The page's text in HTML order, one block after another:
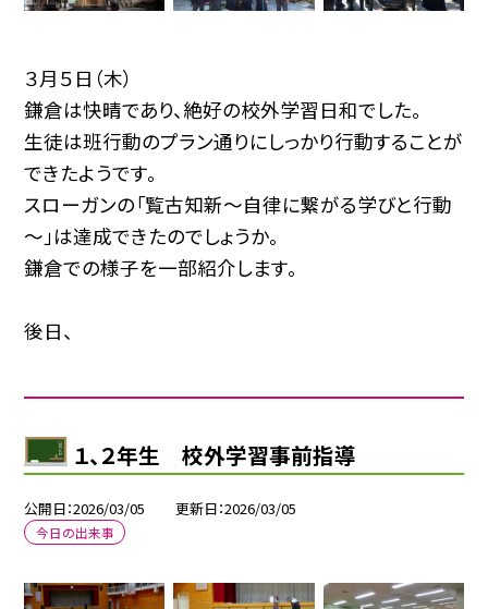
３月５日（木）
鎌倉は快晴であり、絶好の校外学習日和でした。
生徒は班行動のプラン通りにしっかり行動することが
できたようです。
スローガンの「覧古知新～自律に繋がる学びと行動
～」は達成できたのでしょうか。
鎌倉での様子を一部紹介します。
後日、
１、２年生 校外学習事前指導
公開日 2026/03/05 更新日 2026/03/05
今日の出来事